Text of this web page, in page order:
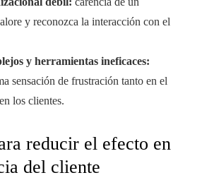
y reconozca la interacción con el
y herramientas ineficaces:
sensación de frustración tanto en el
los clientes.
reducir el efecto en
del cliente